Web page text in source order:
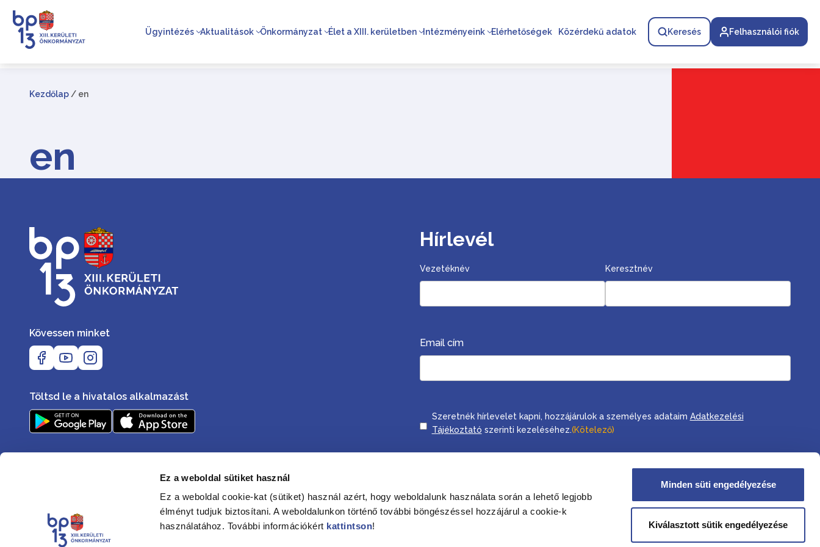
Ez a weboldal sütiket használ
Ez a weboldal cookie-kat (sütiket) használ azért, hogy weboldalunk használata során a lehető legjobb
élményt tudjuk biztosítani. A weboldalunkon történő további böngészéssel hozzájárul a cookie-k
használatához. További információkért kattintson!
Minden süti engedélyezése
Kiválasztott sütik engedélyezése
Ügyintézés Aktualitások Önkormányzat Élet a XIII. kerületben Intézményeink Elérhetőségek Közérdekű adatok Keresés Felhasználói fiók
Kezdőlap / en
en
Kövessen minket
Töltsd le a hivatalos alkalmazást
Hírlevél
Vezetéknév Keresztnév
Email cím
Consent
Szeretnék hírlevelet kapni, hozzájárulok a személyes adataim Adatkezelési
Tájékoztató szerinti kezeléséhez.(Kötelező)
Elérhetőségek